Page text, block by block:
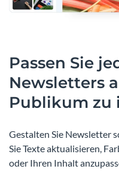
Passen Sie
Newsletters
Publikum zu
Gestalten Sie Newsletter
Sie Texte aktualisieren,
oder Ihren Inhalt